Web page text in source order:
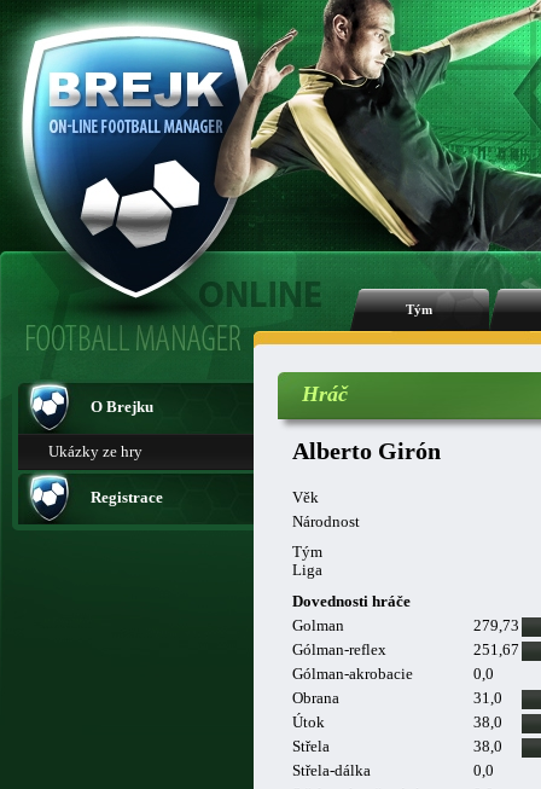
Tým
O Brejku
Ukázky ze hry
Registrace
Hráč
Alberto Girón
Věk
Národnost
Tým
Liga
Dovednosti hráče
Golman
279,73
Gólman-reflex
251,67
Gólman-akrobacie
0,0
Obrana
31,0
Útok
38,0
Střela
38,0
Střela-dálka
0,0